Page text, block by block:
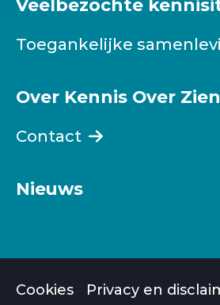
Veelbezochte
Toegankelijke
Over Kennis Over Zien
Contact
Nieuws
Cookies Privacy en